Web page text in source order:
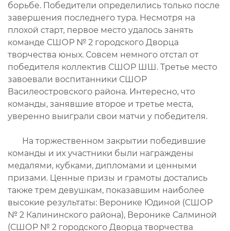
борьбе. Победители определились только после
завершения последнего тура. Несмотря на
плохой старт, первое место удалось занять
команде СШОР № 2 городского Дворца
творчества юных. Совсем немного отстал от
победителя коллектив СШОР ШШ. Третье место
завоевали воспитанники СШОР
Василеостровского района. Интересно, что
команды, занявшие второе и третье места,
уверенно выиграли свои матчи у победителя.
На торжественном закрытии победившие
команды и их участники были награждены
медалями, кубками, дипломами и ценными
призами. Ценные призы и грамоты достались
также трем девушкам, показавшим наиболее
высокие результаты: Веронике Юдиной (СШОР
№ 2 Калининского района), Веронике Салминой
(СШОР № 2 городского Дворца творчества